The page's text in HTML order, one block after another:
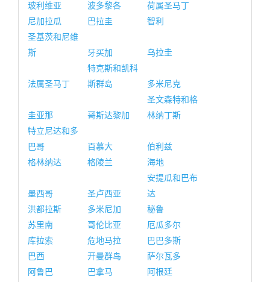
玻利维亚
波多黎各
荷属圣马丁
尼加拉瓜
巴拉圭
智利
圣基茨和尼维
斯
牙买加 乌拉圭
法属圣马丁
特克斯和凯科
斯群岛
多米尼克
圭亚那 哥斯达黎加
圣文森特和格
林纳丁斯
特立尼达和多
巴哥
百慕大
伯利兹
格林纳达
格陵兰 海地
墨西哥 圣卢西亚
安提瓜和巴布
达
洪都拉斯
多米尼加
秘鲁
苏里南
哥伦比亚
厄瓜多尔
库拉索
危地马拉
巴巴多斯
巴西
开曼群岛
萨尔瓦多
阿鲁巴
巴拿马
阿根廷